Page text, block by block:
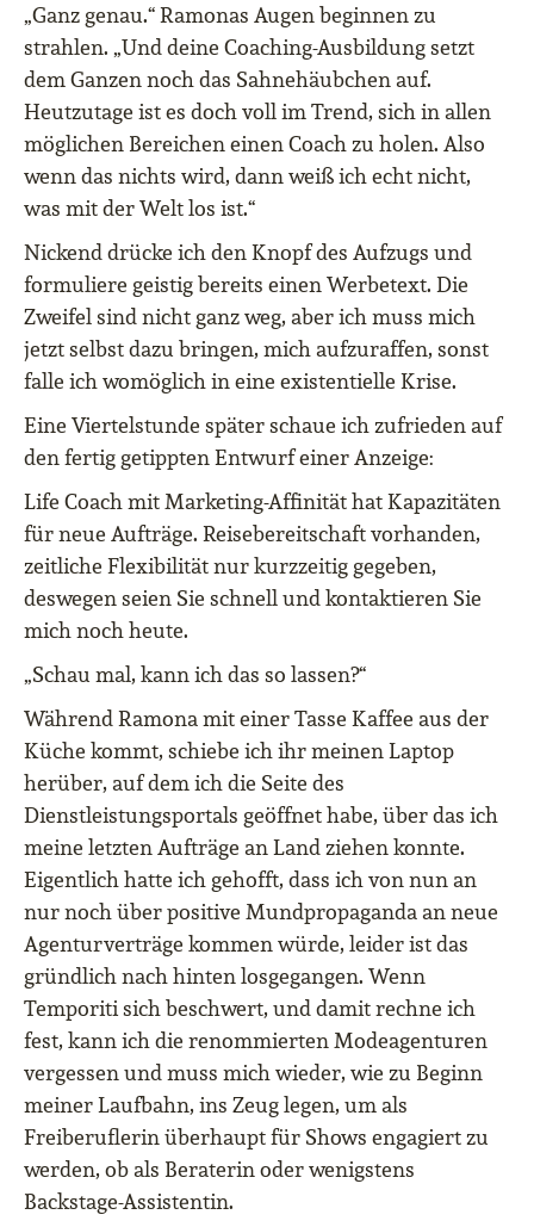
„Ganz genau.“ Ramonas Augen beginnen zu
strahlen. „Und deine Coaching-Ausbildung setzt
dem Ganzen noch das Sahnehäubchen auf.
Heutzutage ist es doch voll im Trend, sich in allen
möglichen Bereichen einen Coach zu holen. Also
wenn das nichts wird, dann weiß ich echt nicht,
was mit der Welt los ist.“
Nickend drücke ich den Knopf des Aufzugs und
formuliere geistig bereits einen Werbetext. Die
Zweifel sind nicht ganz weg, aber ich muss mich
jetzt selbst dazu bringen, mich aufzuraffen, sonst
falle ich womöglich in eine existentielle Krise.
Eine Viertelstunde später schaue ich zufrieden auf
den fertig getippten Entwurf einer Anzeige:
Life Coach mit Marketing-Affinität hat Kapazitäten
für neue Aufträge. Reisebereitschaft vorhanden,
zeitliche Flexibilität nur kurzzeitig gegeben,
deswegen seien Sie schnell und kontaktieren Sie
mich noch heute.
„Schau mal, kann ich das so lassen?“
Während Ramona mit einer Tasse Kaffee aus der
Küche kommt, schiebe ich ihr meinen Laptop
herüber, auf dem ich die Seite des
Dienstleistungsportals geöffnet habe, über das ich
meine letzten Aufträge an Land ziehen konnte.
Eigentlich hatte ich gehofft, dass ich von nun an
nur noch über positive Mundpropaganda an neue
Agenturverträge kommen würde, leider ist das
gründlich nach hinten losgegangen. Wenn
Temporiti sich beschwert, und damit rechne ich
fest, kann ich die renommierten Modeagenturen
vergessen und muss mich wieder, wie zu Beginn
meiner Laufbahn, ins Zeug legen, um als
Freiberuflerin überhaupt für Shows engagiert zu
werden, ob als Beraterin oder wenigstens
Backstage-Assistentin.